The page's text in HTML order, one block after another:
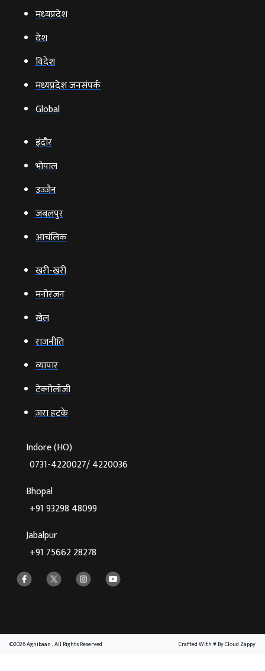
मध्‍यप्रदेश
देश
विदेश
मध्यप्रदेश जनसंपर्क
Global
इंदौर
भोपाल
उज्‍जैन
जबलपुर
आचंलिक
खरी-खरी
मनोरंजन
खेल
राजनीति
व्‍यापार
टेक्‍नोलॉजी
ज़रा हटके
Indore (HO)
0731-4220027/ 4220036
Bhopal
+91 93298 48099
Jabalpur
+91 75662 28278
©2026 Agnibaan , All Rights Reserved Crafted With♥By Cloud Zappy